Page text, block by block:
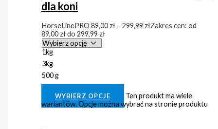
dla koni
HorseLinePRO89,00 zł – 299,99 złZakres cen: od
89,00 zł do 299,99 zł
1kg
3kg
500 g
Clear
WYBIERZ OPCJE
Ten produkt ma wiele
wariantów. Opcje można wybrać na stronie produktu